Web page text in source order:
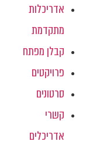
אדריכלות
מתקדמת
קבלן מפתח
פרויקטים
סרטונים
קשרי
אדריכלים